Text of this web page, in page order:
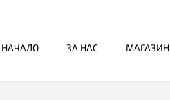
НАЧАЛО ЗА НАС МАГАЗИН